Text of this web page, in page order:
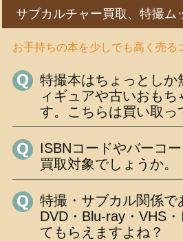
サブカルチャー買取、特撮ム
お手持ちの本を少しでも高く売る
特撮本はちょっとしか
ィギュアや古いおも
す。こちらは買い取っ
ISBNコードやバーコー
買取対象でしょうか。
特撮・サブカル関係で
DVD・Blu-ray・VHS
てもらえますよね？